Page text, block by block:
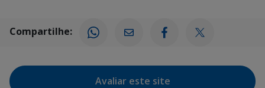
Compartilhe:
Avaliar este site